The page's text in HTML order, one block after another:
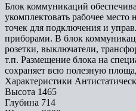
Блок коммуникаций
укомплектовать рабочее
точек для подключения и
приборами. В блок
розетки, выключатели,
т.п. Размещение блока на
сохраняет всю полезную
Характеристики
Высота 1465
Глубина 714